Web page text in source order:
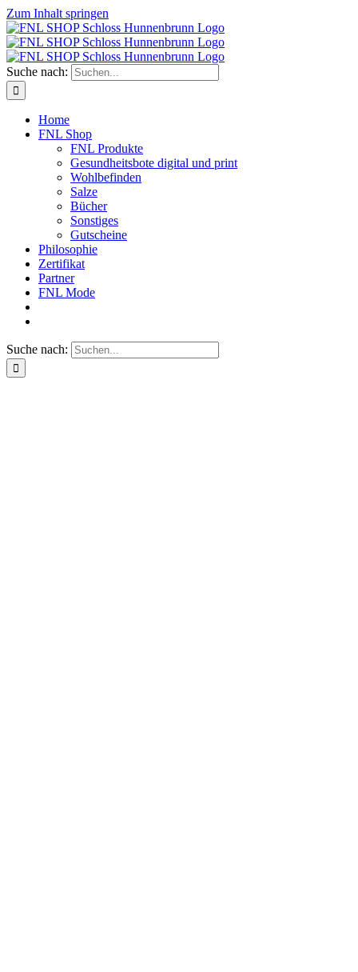
Zum Inhalt springen
Suche nach:
Home
FNL Shop
FNL Produkte
Gesundheitsbote digital und print
Wohlbefinden
Salze
Bücher
Sonstiges
Gutscheine
Philosophie
Zertifikat
Partner
FNL Mode
Suche nach: